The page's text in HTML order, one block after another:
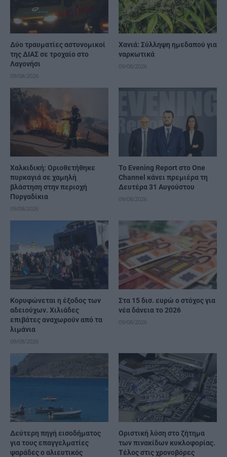
Δύο τραυματίες αστυνομικοί
της ΔΙΑΣ σε τροχαίο στο
Λαγονήσι
09/08/2026
Χανιά: Σύλληψη ημεδαπού για
ναρκωτικά
09/08/2026
Χαλκιδική: Οριοθετήθηκε
πυρκαγιά σε χαμηλή
βλάστηση στην περιοχή
Πυργαδίκια
09/08/2026
Το Evening Report στο One
Channel κάνει πρεμιέρα τη
Δευτέρα 31 Αυγούστου
09/08/2026
Κορυφώνεται η έξοδος των
αδειούχων. Χιλιάδες
επιβάτες αναχωρούν από τα
λιμάνια
09/08/2026
Στα 15 δισ. ευρώ ο στόχος για
νέα δάνεια το 2026
09/08/2026
Δεύτερη πηγή εισοδήματος
για τους επαγγελματίες
ψαράδες ο αλιευτικός
Οριστική λύση στο ζήτημα
των πινακίδων κυκλοφορίας.
Τέλος στις χρονοβόρες